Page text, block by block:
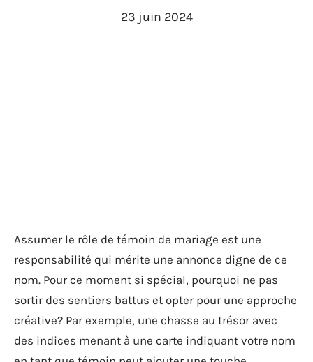
23 juin 2024
Assumer le rôle de témoin de mariage est une
responsabilité qui mérite une annonce digne de ce
nom. Pour ce moment si spécial, pourquoi ne pas
sortir des sentiers battus et opter pour une approche
créative? Par exemple, une chasse au trésor avec
des indices menant à une carte indiquant votre nom